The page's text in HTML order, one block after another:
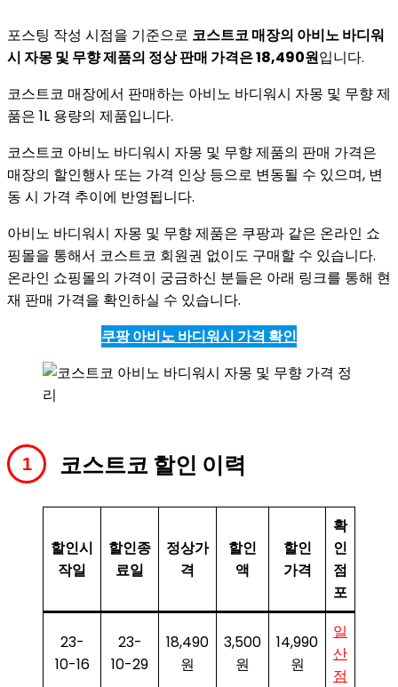
포스팅 작성 시점을 기준으로 코스트코 매장의 아비노 바디워
시 자몽 및 무향 제품의 정상 판매 가격은 18,490원입니다.
코스트코 매장에서 판매하는 아비노 바디워시 자몽 및 무향 제
품은 1L 용량의 제품입니다.
코스트코 아비노 바디워시 자몽 및 무향 제품의 판매 가격은
매장의 할인행사 또는 가격 인상 등으로 변동될 수 있으며, 변
동 시 가격 추이에 반영됩니다.
아비노 바디워시 자몽 및 무향 제품은 쿠팡과 같은 온라인 쇼
핑몰을 통해서 코스트코 회원권 없이도 구매할 수 있습니다.
온라인 쇼핑몰의 가격이 궁금하신 분들은 아래 링크를 통해 현
재 판매 가격을 확인하실 수 있습니다.
쿠팡 아비노 바디워시 가격 확인
코스트코 할인 이력
할인시
작일
할인종
료일
정상가
격
할인
액
할인
가격
확
인
점
포
23-
10-16
23-
10-29
18,490
원
3,500
원
14,990
원
일
산
점